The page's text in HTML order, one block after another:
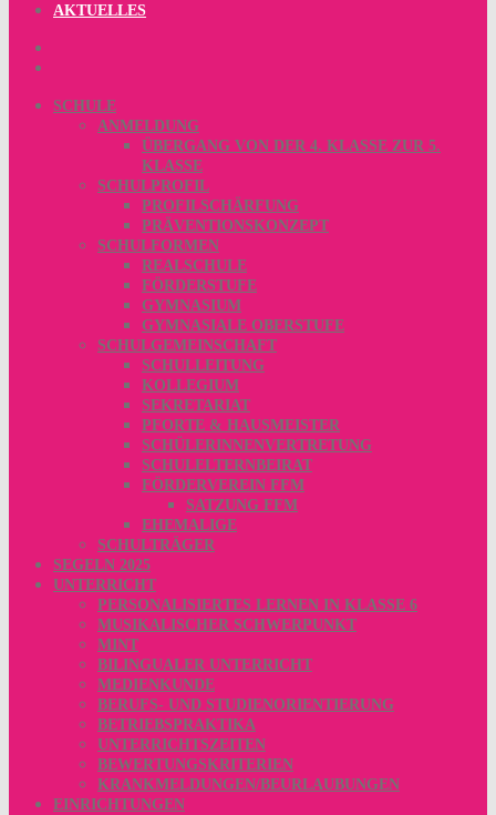
AKTUELLES
SCHULE
ANMELDUNG
ÜBERGANG VON DER 4. KLASSE ZUR 5.
KLASSE
SCHULPROFIL
PROFILSCHÄRFUNG
PRÄVENTIONSKONZEPT
SCHULFORMEN
REALSCHULE
FÖRDERSTUFE
GYMNASIUM
GYMNASIALE OBERSTUFE
SCHULGEMEINSCHAFT
SCHULLEITUNG
KOLLEGIUM
SEKRETARIAT
PFORTE & HAUSMEISTER
SCHÜLERINNENVERTRETUNG
SCHULELTERNBEIRAT
FÖRDERVEREIN FFM
SATZUNG FFM
EHEMALIGE
SCHULTRÄGER
SEGELN 2025
UNTERRICHT
PERSONALISIERTES LERNEN IN KLASSE 6
MUSIKALISCHER SCHWERPUNKT
MINT
BILINGUALER UNTERRICHT
MEDIENKUNDE
BERUFS- UND STUDIENORIENTIERUNG
BETRIEBSPRAKTIKA
UNTERRICHTSZEITEN
BEWERTUNGSKRITERIEN
KRANKMELDUNGEN/BEURLAUBUNGEN
EINRICHTUNGEN